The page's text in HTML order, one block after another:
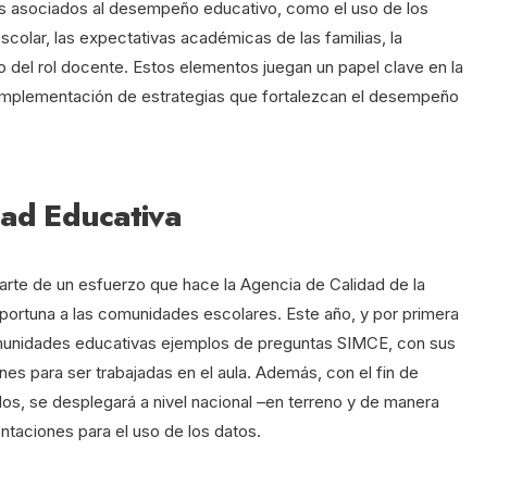
al desempeño educativo, como el uso de los
las expectativas académicas de las familias, la
rol docente. Estos elementos juegan un papel clave en la
de estrategias que fortalezcan el desempeño
Educativa
de un esfuerzo que hace la Agencia de Calidad de la
a las comunidades escolares. Este año, y por primera
educativas ejemplos de preguntas SIMCE, con sus
para ser trabajadas en el aula. Además, con el fin de
se desplegará a nivel nacional –en terreno y de manera
para el uso de los datos.